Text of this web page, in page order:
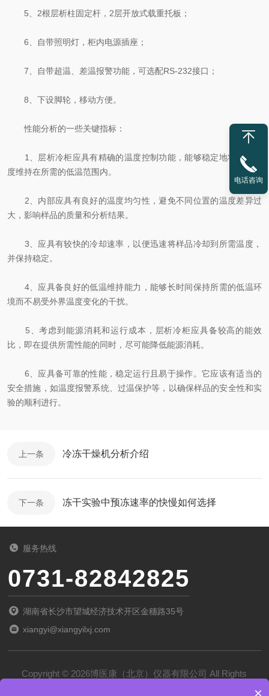
5、2根层析柱固定杆，2层开放式载重托板；
6、自带照明灯，柜内电源插座；
7、自带超温、差温报警功能，可选配RS-232接口；
8、下设脚轮，移动方便。
性能分析的一些关键指标：
1、层析冷柜应具有精确的温度控制功能，能够稳定地将内部温
度维持在所需的低温范围内。
2、内部应具有良好的温度均匀性，避免不同位置的温度差异过
大，影响样品的质量和分析结果。
3、应具有较快的冷却速率，以便迅速将样品冷却到所需温度，
并保持稳定。
4、应具备良好的低温维持能力，能够长时间保持所需的低温环
境而不易受外界温度变化的干扰。
5、考虑到能源消耗和运行成本，层析冷柜应具备较高的能效
比，即在提供所需性能的同时，尽可能降低能源消耗。
6、应具备可靠的性能，稳定运行且易于操作。它应该有适当的
安全措施，如温度报警系统、过温保护等，以确保样品的安全性和实
验的顺利进行。
上一条 冷冻干燥机分析介绍
下一条 冻干实验中预冻速率的快慢如何选择
服务热线
0731-82842825
湖南省长沙市望城经济技术开区金穗路35号
xiangyi@xiangyilxj.com
Copyright © 2026博医康（北京）仪器有限公司 All Rights
电话咨询